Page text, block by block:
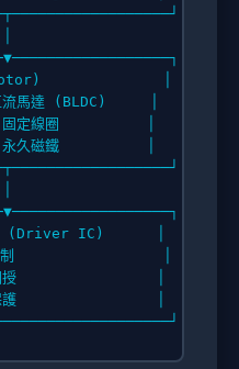
│
馬達 (BLDC)     │
定線圈          │
久磁鐵          │
(Driver IC)      │
│
│
│